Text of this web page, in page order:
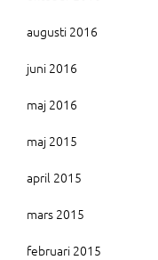
augusti 2016
juni 2016
maj 2016
maj 2015
april 2015
mars 2015
februari 2015